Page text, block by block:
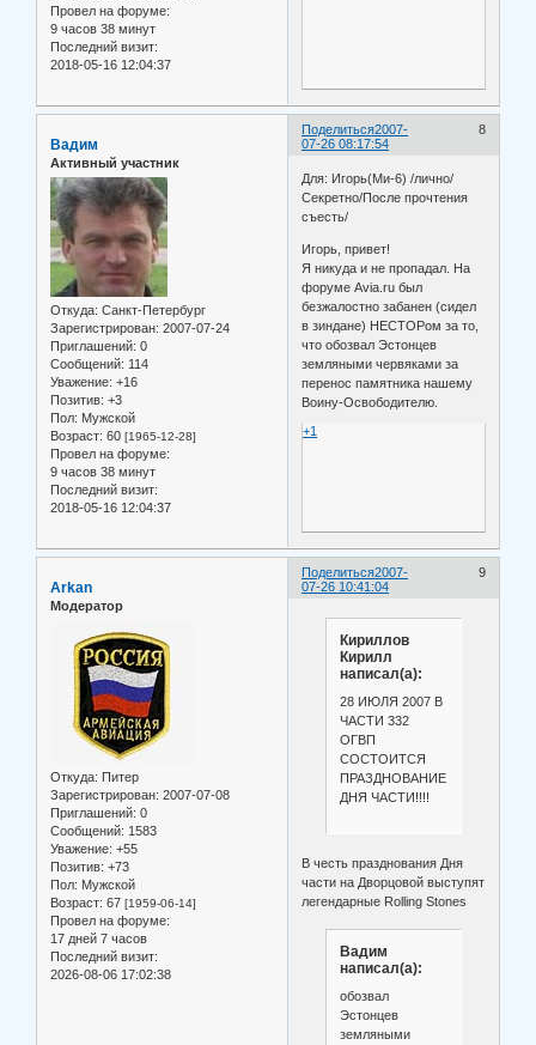
Провел на форуме:
9 часов 38 минут
Последний визит:
2018-05-16 12:04:37
Поделиться 8
2007-
07-26 08:17:54
Вадим
Активный участник
Откуда: Санкт-Петербург
Зарегистрирован: 2007-07-24
Приглашений: 0
Сообщений: 114
Уважение: +16
Позитив: +3
Пол: Мужской
Возраст: 60 [1965-12-28]
Провел на форуме:
9 часов 38 минут
Последний визит:
2018-05-16 12:04:37
Для: Игорь(Ми-6) /лично/
Секретно/После прочтения
съесть/
Игорь, привет!
Я никуда и не пропадал. На
форуме Avia.ru был
безжалостно забанен (сидел
в зиндане) НЕСТОРом за то,
что обозвал Эстонцев
земляными червяками за
перенос памятника нашему
Воину-Освободителю.
+1
Поделиться 9
2007-
07-26 10:41:04
Arkan
Модератор
Откуда: Питер
Зарегистрирован: 2007-07-08
Приглашений: 0
Сообщений: 1583
Уважение: +55
Позитив: +73
Пол: Мужской
Возраст: 67 [1959-06-14]
Провел на форуме:
17 дней 7 часов
Последний визит:
2026-08-06 17:02:38
Кириллов
Кирилл
написал(а):
28 ИЮЛЯ 2007 В
ЧАСТИ 332
ОГВП
СОСТОИТСЯ
ПРАЗДНОВАНИЕ
ДНЯ ЧАСТИ!!!!
В честь празднования Дня
части на Дворцовой выступят
легендарные Rolling Stones
Вадим
написал(а):
обозвал
Эстонцев
земляными